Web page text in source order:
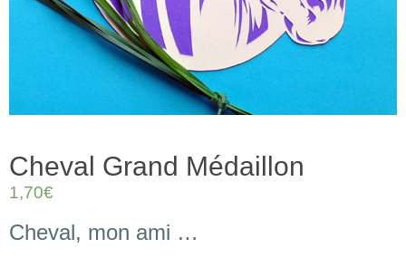
Cheval Grand Médaillon
1,70€
Cheval, mon ami …